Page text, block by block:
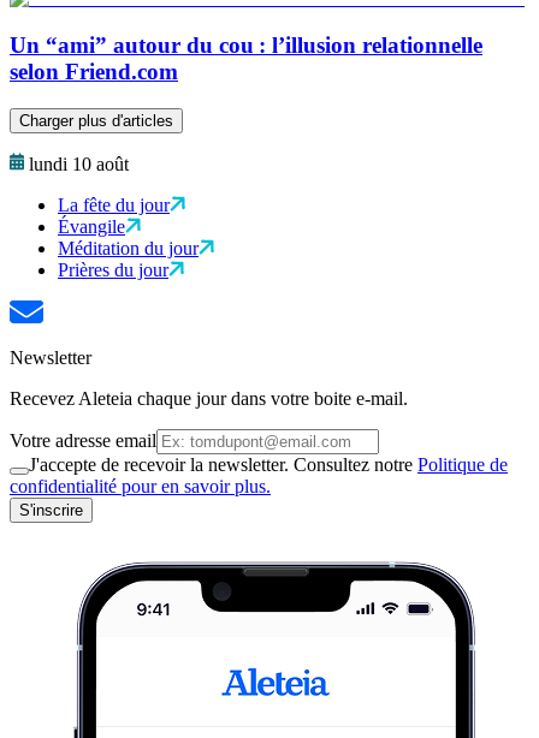
Un “ami” autour du cou : l’illusion relationnelle
selon Friend.com
Charger plus d'articles
lundi 10 août
La fête du jour
Évangile
Méditation du jour
Prières du jour
Newsletter
Recevez Aleteia chaque jour dans votre boite e-mail.
Votre adresse email
J'accepte de recevoir la newsletter. Consultez notre Politique de
confidentialité pour en savoir plus.
S'inscrire